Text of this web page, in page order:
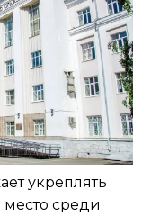
укреплять
среди